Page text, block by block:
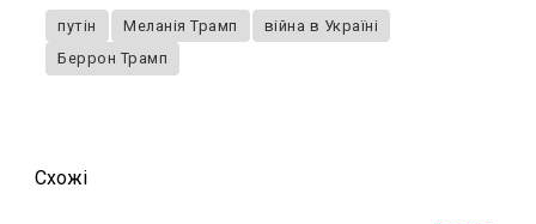
путін Меланія Трамп
війна в Україні
Беррон Трамп
Схожi